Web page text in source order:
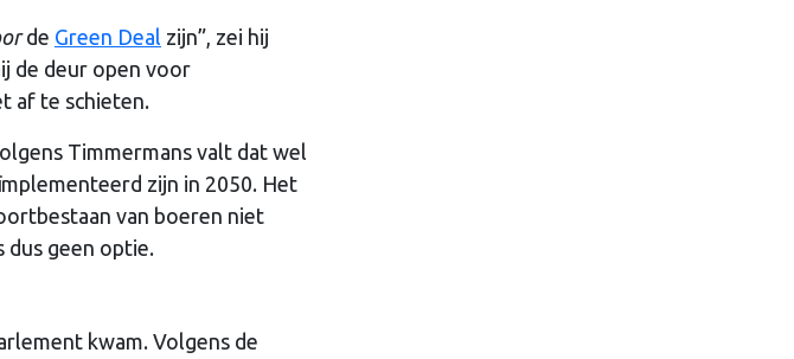
de Green Deal zijn”, zei hij
de deur open voor
af te schieten.
Timmermans valt dat wel
zijn in 2050. Het
van boeren niet
dus geen optie.
kwam. Volgens de